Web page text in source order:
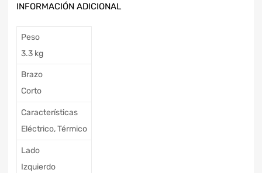
INFORMACIÓN ADICIONAL
Peso
3.3 kg
Brazo
Corto
Características
Eléctrico, Térmico
Lado
Izquierdo